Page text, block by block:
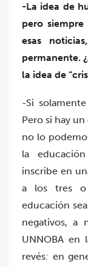
-La idea de
pero
esas
permanente.
la idea de
-Si
Pero si hay
no lo
la
inscribe en
a los tres o
educación
negativos, a
UNNOBA en
revés: en